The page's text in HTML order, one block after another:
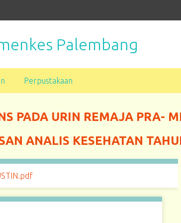
Palembang
Perpustakaan
PADA URIN REMAJA PRA-
ANALIS KESEHATAN